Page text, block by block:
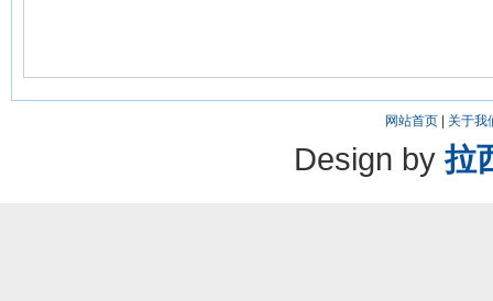
网站首页| 关于我
Design by拉